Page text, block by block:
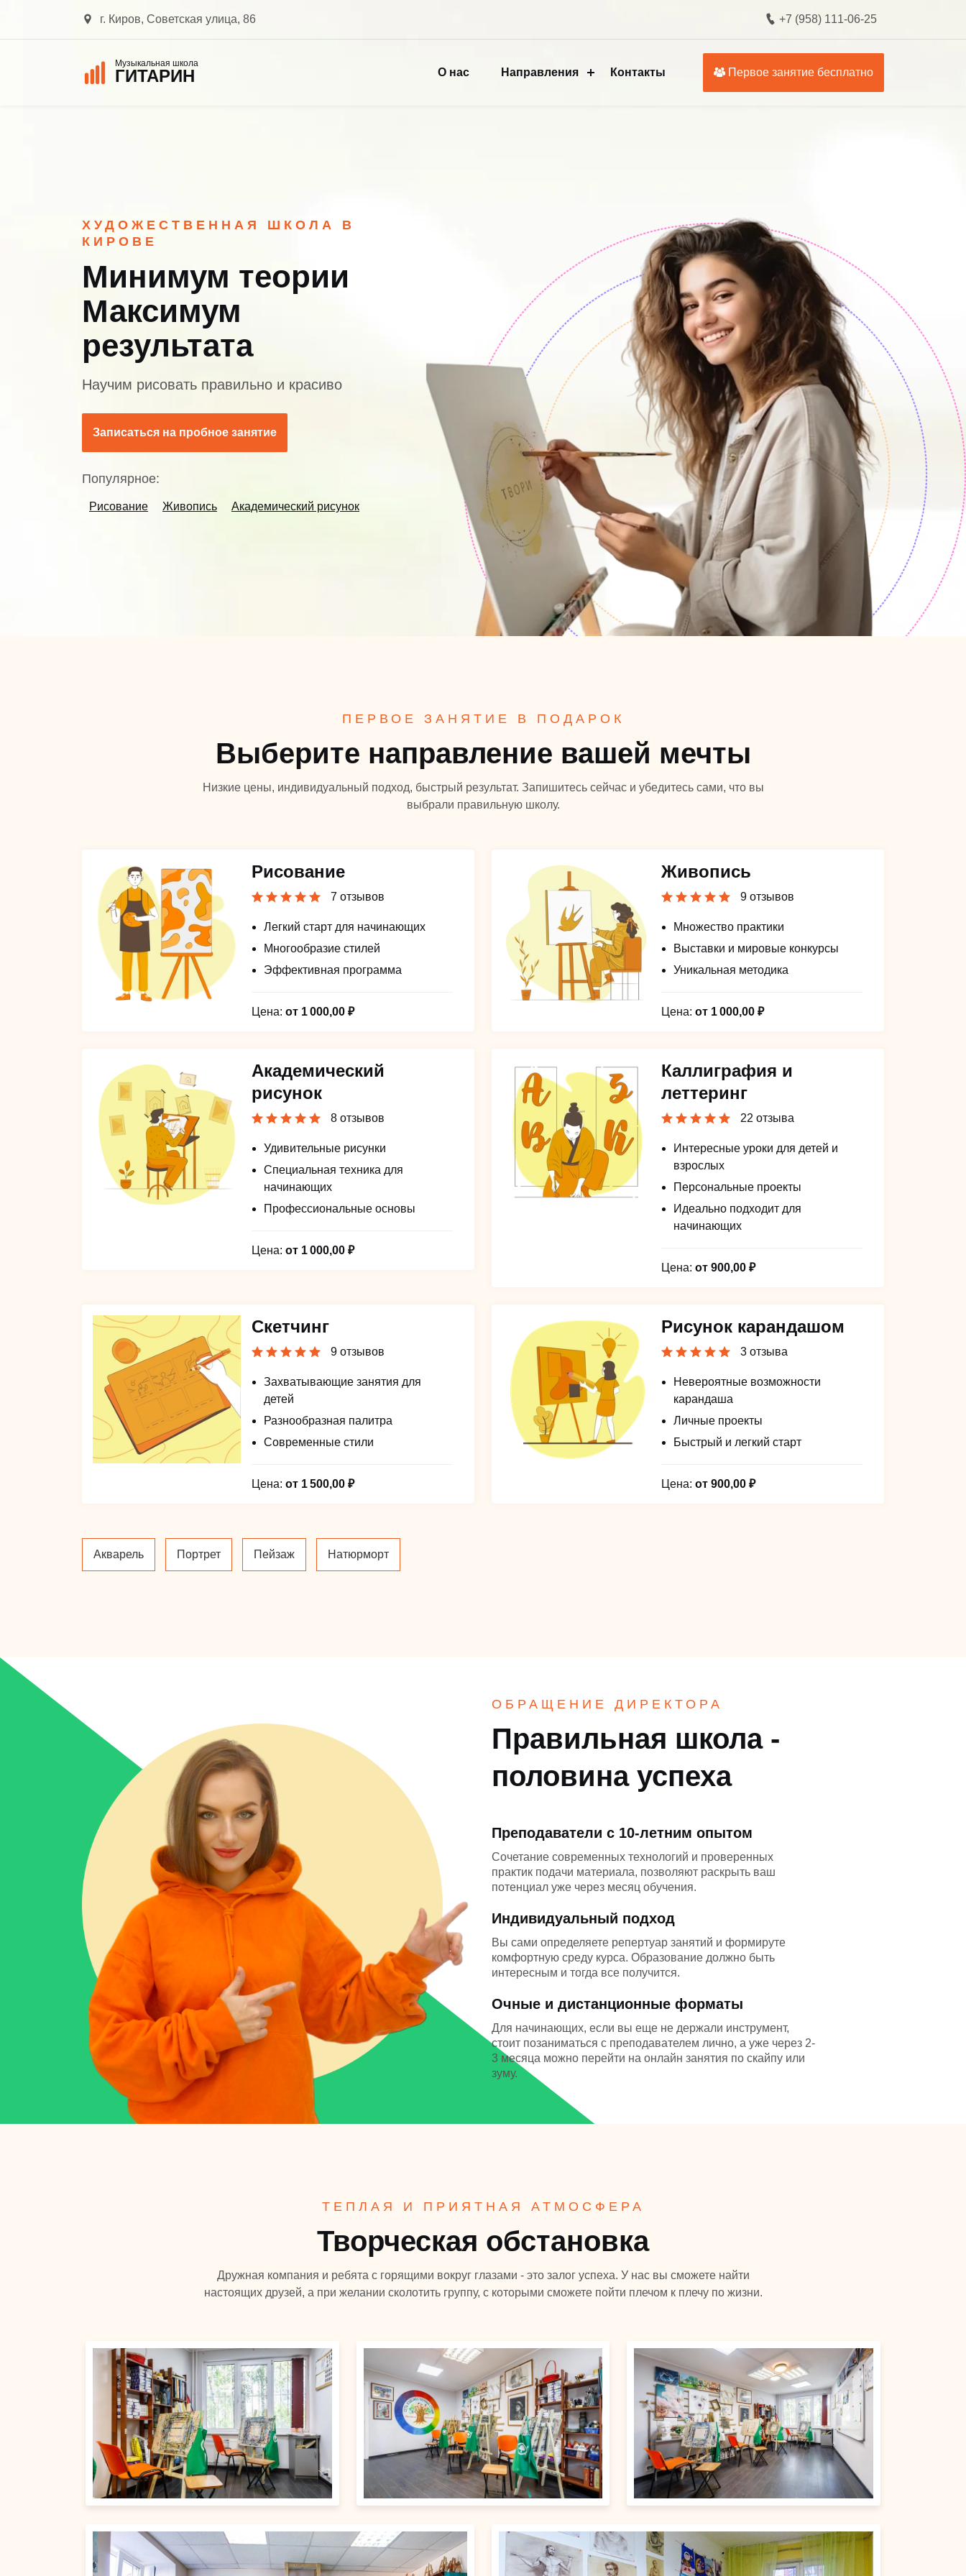
г. Киров, Советская улица, 86 +7 (958) 111-06-25
Музыкальная школа
ГИТАРИН О нас Направления Контакты Первое занятие бесплатно
ХУДОЖЕСТВЕННАЯ ШКОЛА В
КИРОВЕ
Минимум теории
Максимум
результата
Научим рисовать правильно и красиво
Записаться на пробное занятие
Популярное:
Рисование Живопись Академический рисунок
ПЕРВОЕ ЗАНЯТИЕ В ПОДАРОК
Выберите направление вашей мечты
Низкие цены, индивидуальный подход, быстрый результат. Запишитесь сейчас и убедитесь сами, что вы
выбрали правильную школу.
Рисование
7 отзывов
Легкий старт для начинающих
Многообразие стилей
Эффективная программа
Цена:от 1 000,00 ₽
Живопись
9 отзывов
Множество практики
Выставки и мировые конкурсы
Уникальная методика
Цена:от 1 000,00 ₽
Академический
рисунок
8 отзывов
Удивительные рисунки
Специальная техника для
начинающих
Профессиональные основы
Цена:от 1 000,00 ₽
Каллиграфия и
леттеринг
22 отзыва
Интересные уроки для детей и
взрослых
Персональные проекты
Идеально подходит для
начинающих
Цена:от 900,00 ₽
Скетчинг
9 отзывов
Захватывающие занятия для
детей
Разнообразная палитра
Современные стили
Цена:от 1 500,00 ₽
Рисунок карандашом
3 отзыва
Невероятные возможности
карандаша
Личные проекты
Быстрый и легкий старт
Цена:от 900,00 ₽
Акварель Портрет Пейзаж Натюрморт
ОБРАЩЕНИЕ ДИРЕКТОРА
Правильная школа -
половина успеха
Преподаватели с 10-летним опытом
Сочетание современных технологий и проверенных
практик подачи материала, позволяют раскрыть ваш
потенциал уже через месяц обучения.
Индивидуальный подход
Вы сами определяете репертуар занятий и формируте
комфортную среду курса. Образование должно быть
интересным и тогда все получится.
Очные и дистанционные форматы
Для начинающих, если вы еще не держали инструмент,
стоит позаниматься с преподавателем лично, а уже через 2-
3 месяца можно перейти на онлайн занятия по скайпу или
зуму.
ТЕПЛАЯ И ПРИЯТНАЯ АТМОСФЕРА
Творческая обстановка
Дружная компания и ребята с горящими вокруг глазами - это залог успеха. У нас вы сможете найти
настоящих друзей, а при желании сколотить группу, с которыми сможете пойти плечом к плечу по жизни.